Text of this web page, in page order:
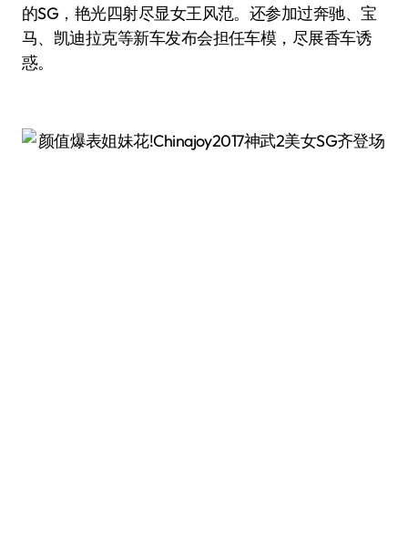
的SG，艳光四射尽显女王风范。还参加过奔驰、宝
马、凯迪拉克等新车发布会担任车模，尽展香车诱
惑。